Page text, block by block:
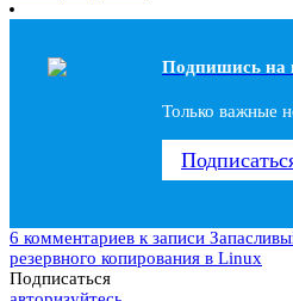
Подпишись на
Только важные
6 комментариев к записи
резервного копирования в Linux
Подписаться